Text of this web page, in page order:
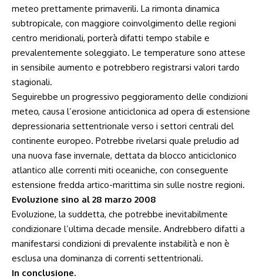
meteo prettamente primaverili. La rimonta dinamica
subtropicale, con maggiore coinvolgimento delle regioni
centro meridionali, porterà difatti tempo stabile e
prevalentemente soleggiato. Le temperature sono attese
in sensibile aumento e potrebbero registrarsi valori tardo
stagionali.
Seguirebbe un progressivo peggioramento delle condizioni
meteo, causa l’erosione anticiclonica ad opera di estensione
depressionaria settentrionale verso i settori centrali del
continente europeo. Potrebbe rivelarsi quale preludio ad
una nuova fase invernale, dettata da blocco anticiclonico
atlantico alle correnti miti oceaniche, con conseguente
estensione fredda artico-marittima sin sulle nostre regioni.
Evoluzione sino al 28 marzo 2008
Evoluzione, la suddetta, che potrebbe inevitabilmente
condizionare l’ultima decade mensile. Andrebbero difatti a
manifestarsi condizioni di prevalente instabilità e non è
esclusa una dominanza di correnti settentrionali.
In conclusione.